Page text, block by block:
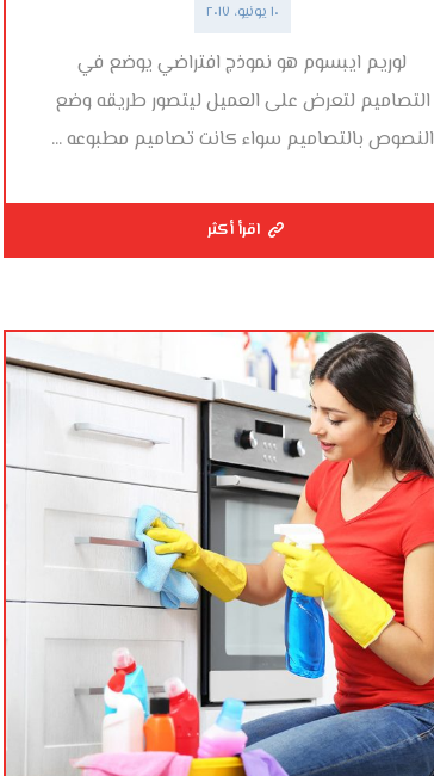
١٠ يونيو، ٢٠١٧
لوريم ايبسوم هو نموذج افتراضي يوضع في
التصاميم لتعرض على العميل ليتصور طريقه وضع
النصوص بالتصاميم سواء كانت تصاميم مطبوعه ...
اقرأ أكثر